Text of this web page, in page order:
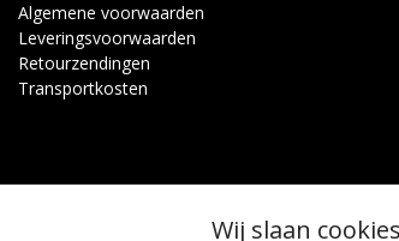
Algemene voorwaarden
Leveringsvoorwaarden
Retourzendingen
Transportkosten
© Copyright 2026 - Binnen Tuinbouw Techniek | Realisatie
Wij slaan